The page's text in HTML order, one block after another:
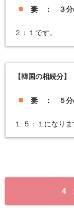
妻 ： ３
２：１です。
【韓国の相続分】
妻 ： ５
１.５：１になりま
4